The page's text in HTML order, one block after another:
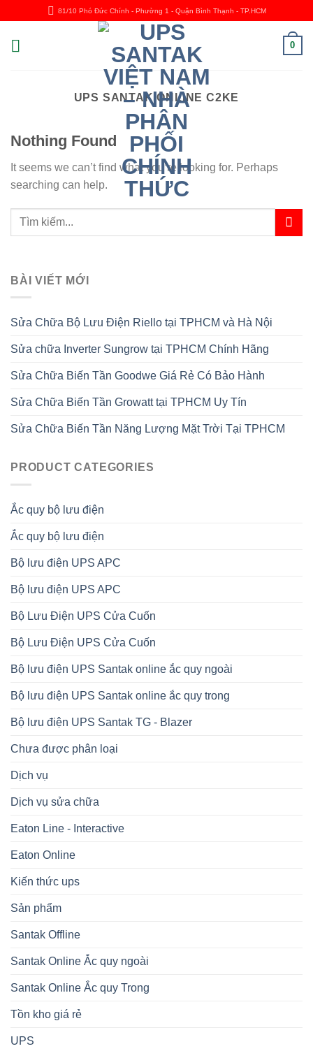
content
81/10 Phó Đức Chính - Phường 1 - Quận Bình Thạnh - TP.HCM
0
UPS SANTAK ONLINE C2KE
Nothing Found
It seems we can’t find what you’re looking for. Perhaps
searching can help.
BÀI VIẾT MỚI
Sửa Chữa Bộ Lưu Điện Riello tại TPHCM và Hà Nội
Sửa chữa Inverter Sungrow tại TPHCM Chính Hãng
Sửa Chữa Biến Tần Goodwe Giá Rẻ Có Bảo Hành
Sửa Chữa Biến Tần Growatt tại TPHCM Uy Tín
Sửa Chữa Biến Tần Năng Lượng Mặt Trời Tại TPHCM
PRODUCT CATEGORIES
Ắc quy bộ lưu điện
Ắc quy bộ lưu điện
Bộ lưu điện UPS APC
Bộ lưu điện UPS APC
Bộ Lưu Điện UPS Cửa Cuốn
Bộ Lưu Điện UPS Cửa Cuốn
Bộ lưu điện UPS Santak online ắc quy ngoài
Bộ lưu điện UPS Santak online ắc quy trong
Bộ lưu điện UPS Santak TG - Blazer
Chưa được phân loại
Dịch vụ
Dịch vụ sửa chữa
Eaton Line - Interactive
Eaton Online
Kiến thức ups
Sản phẩm
Santak Offline
Santak Online Ắc quy ngoài
Santak Online Ắc quy Trong
Tồn kho giá rẻ
UPS